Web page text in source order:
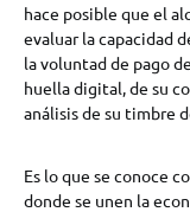
hace posible que el
evaluar la capacidad
la voluntad de pago
huella digital, de su
análisis de su timbre
Es lo que se conoce
donde se unen la